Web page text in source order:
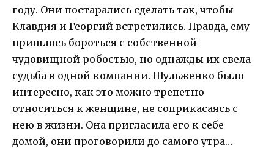
году. Они постарались сделать так, чтобы
Клавдия и Георгий встретились. Правда, ему
пришлось бороться с собственной
чудовищной робостью, но однажды их свела
судьба в одной компании. Шульженко было
интересно, как это можно трепетно
относиться к женщине, не соприкасаясь с
нею в жизни. Она пригласила его к себе
домой, они проговорили до самого утра…